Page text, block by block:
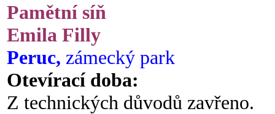
Pamětní síň
Emila Filly
Peruc, zámecký park
Otevírací doba:
Z technických důvodů zavřeno.